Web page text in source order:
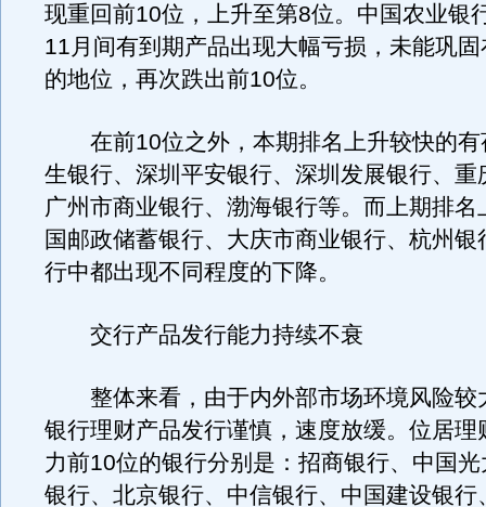
现重回前10位，上升至第8位。中国农业银
11月间有到期产品出现大幅亏损，未能巩
的地位，再次跌出前10位。
在前10位之外，本期排名上升较快的有
生银行、深圳平安银行、深圳发展银行、重
广州市商业银行、渤海银行等。而上期排名
国邮政储蓄银行、大庆市商业银行、杭州银
行中都出现不同程度的下降。
交行产品发行能力持续不衰
整体来看，由于内外部市场环境风险较
银行理财产品发行谨慎，速度放缓。位居理
力前10位的银行分别是：招商银行、中国
银行、北京银行、中信银行、中国建设银行